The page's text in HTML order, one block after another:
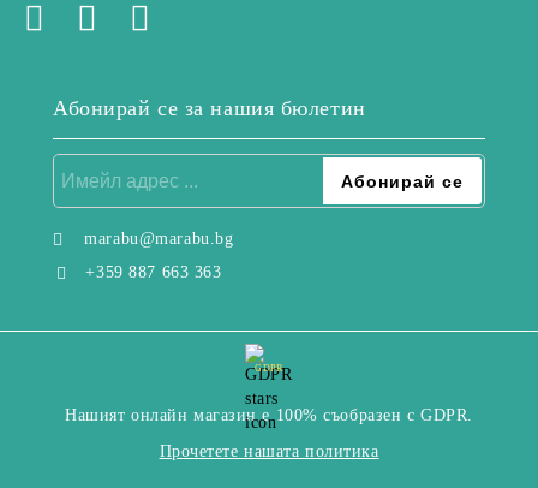
Абонирай се за нашия бюлетин
marabu@marabu.bg
+359 887 663 363
GDPR
Нашият онлайн магазин е 100% съобразен с GDPR.
Прочетете нашата политика